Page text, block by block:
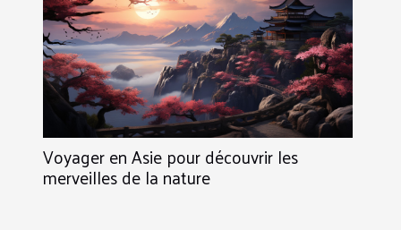
Voyager en Asie pour découvrir les
merveilles de la nature